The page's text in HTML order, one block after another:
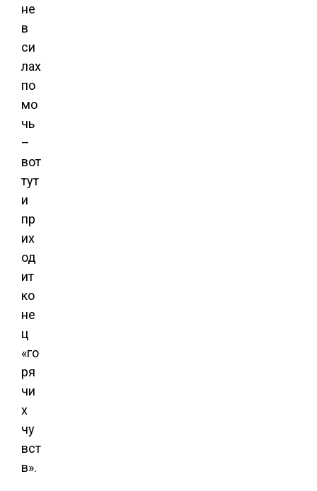
не
в
си
лах
по
мо
чь
–
вот
тут
и
пр
их
од
ит
ко
не
ц
«го
ря
чи
х
чу
вст
в».